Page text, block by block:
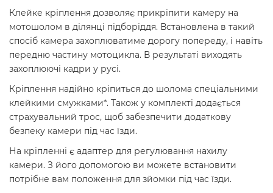
Клейке кріплення дозволяє прикріпити камеру на
мотошолом в ділянці підборіддя. Встановлена ​​в такий
спосіб камера захоплюватиме дорогу попереду, і навіть
передню частину мотоцикла. В результаті виходять
захоплюючі кадри у русі.
Кріплення надійно кріпиться до шолома спеціальними
клейкими смужками*. Також у комплекті додається
страхувальний трос, щоб забезпечити додаткову
безпеку камери під час їзди.
На кріпленні є адаптер для регулювання нахилу
камери. З його допомогою ви можете встановити
потрібне вам положення для зйомки під час їзди.